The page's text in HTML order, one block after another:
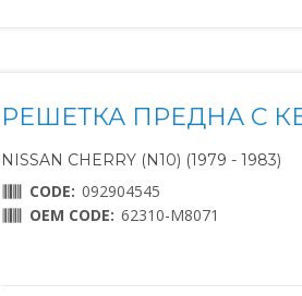
РЕШЕТКА ПРЕДНА С
NISSAN CHERRY (N10) (1979 - 1983)
CODE: 092904545
OEM CODE: 62310-M8071